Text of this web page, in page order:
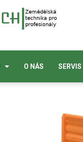
O NÁS SERVIS